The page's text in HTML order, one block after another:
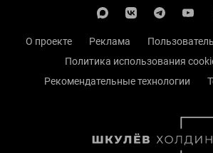
О проекте Реклама
Политика использования
Рекомендательные технологии